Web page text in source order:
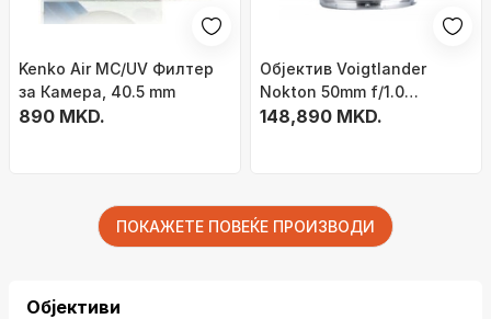
Kenko Air MC/UV Филтер
за Камера, 40.5 mm
890 MKD.
Објектив Voigtlander
Nokton 50mm f/1.0
Aspherical, за Canon RF,
148,890 MKD.
ПОКАЖЕТЕ ПОВЕЌЕ ПРОИЗВОДИ
Објективи